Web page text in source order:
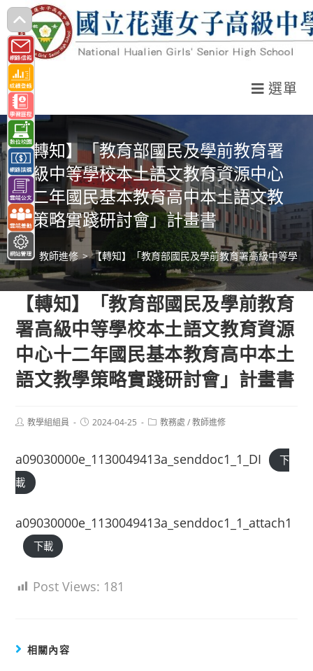
跳
轉
至
主
要
內
容
選單
【轉知】「教育部國民及學前教育署
高級中等學校本土語文教育資源中心
十二年國民基本教育高中本土語文教
學策略實踐研討會」計畫書
> 教師進修 > 【轉知】「教育部國民及學前教育署高級中等學
【轉知】「教育部國民及學前教育
署高級中等學校本土語文教育資源
中心十二年國民基本教育高中本土
語文教學策略實踐研討會」計畫書
Post教學組組員
Post2024-04-25
Post教務處 / 教師進修
a09030000e_1130049413a_senddoc1_1_DI
下
載
a09030000e_1130049413a_senddoc1_1_attach1
下載
Post Views: 181
相關內容